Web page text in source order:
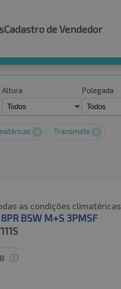
Cadastro de Vendedor
Altura Polegada
Transmate
as condições climatéricas
BSW M+S 3PMSF